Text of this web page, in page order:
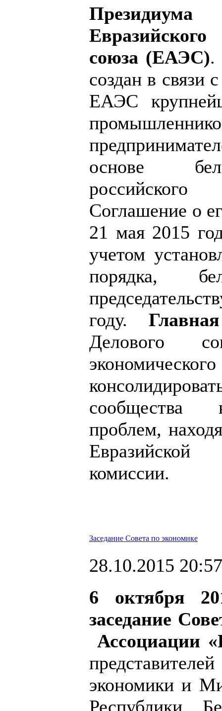
Президиума
союза (ЕАЭС).
создан в связи
ЕАЭС
основе
Соглашение о
21 мая 2015
учетом
порядка,
году.
Делового
сообщества
проблем,
комиссии.
Заседание Совета по экономике
28.10.2015 20:57
6 октября
заседание
Ассоциации
экономики и
Республики